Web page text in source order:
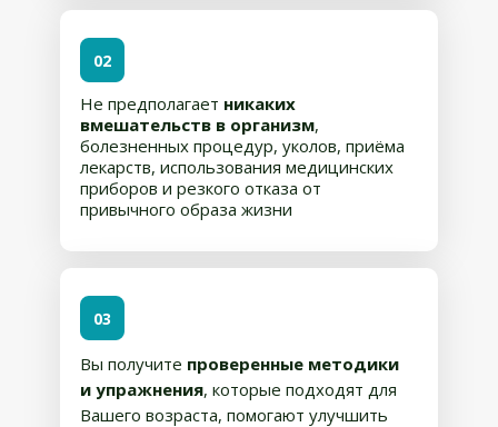
Не предполагает никаких
вмешательств в организм,
болезненных процедур, уколов, приёма
лекарств, использования медицинских
приборов и резкого отказа от
привычного образа жизни
02
Вы получите проверенные методики
и упражнения, которые подходят для
Вашего возраста, помогают улучшить
03